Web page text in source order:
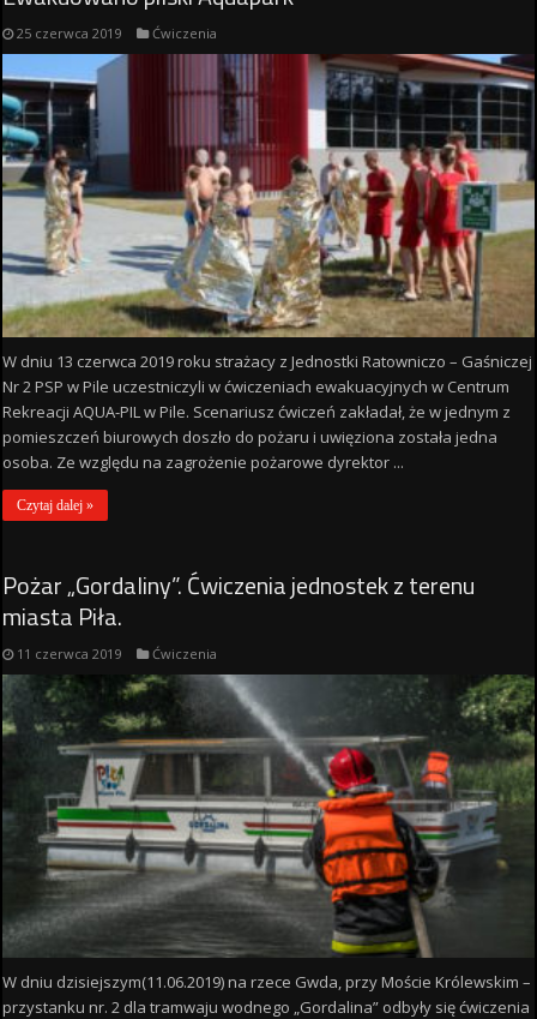
25 czerwca 2019 Ćwiczenia
W dniu 13 czerwca 2019 roku strażacy z Jednostki Ratowniczo – Gaśniczej
Nr 2 PSP w Pile uczestniczyli w ćwiczeniach ewakuacyjnych w Centrum
Rekreacji AQUA-PIL w Pile. Scenariusz ćwiczeń zakładał, że w jednym z
pomieszczeń biurowych doszło do pożaru i uwięziona została jedna
osoba. Ze względu na zagrożenie pożarowe dyrektor ...
Czytaj dalej »
Pożar „Gordaliny”. Ćwiczenia jednostek z terenu
miasta Piła.
11 czerwca 2019 Ćwiczenia
W dniu dzisiejszym(11.06.2019) na rzece Gwda, przy Moście Królewskim –
przystanku nr. 2 dla tramwaju wodnego „Gordalina” odbyły się ćwiczenia